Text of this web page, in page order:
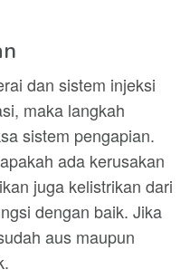
dan sistem injeksi
maka langkah
sistem pengapian.
ada kerusakan
juga kelistrikan dari
dengan baik. Jika
aus maupun